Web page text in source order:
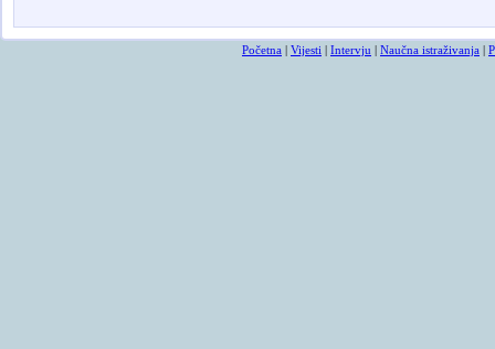
Početna Vijesti Intervju Naučna istraživanja